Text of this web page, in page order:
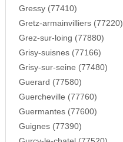
Gressy (77410)
Gretz-armainvilliers (77220)
Grez-sur-loing (77880)
Grisy-suisnes (77166)
Grisy-sur-seine (77480)
Guerard (77580)
Guercheville (77760)
Guermantes (77600)
Guignes (77390)